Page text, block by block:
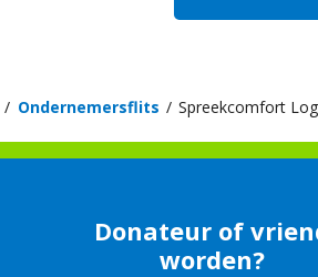
Ondernemersflits Spreekcomfort
Donateur of
worden?